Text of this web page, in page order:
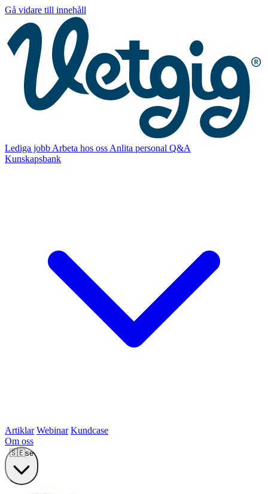
Gå vidare till innehåll
Lediga jobb Arbeta hos oss Anlita personal Q&A
Kunskapsbank
Artiklar Webinar Kundcase
Om oss
🇸🇪se